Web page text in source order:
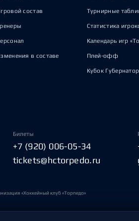
состав
в составе
Турнирные
Статистика
Календарь игр
Плей-офф
Кубок
Билеты
+7 (920) 006-05-34
tickets@hctorpedo.ru
«Хоккейный клуб «Торпедо»